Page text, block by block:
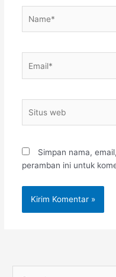
web
Simpan nama,
peramban ini untuk
InstagramYouTube WhatsApp